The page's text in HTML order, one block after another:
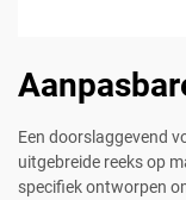
Een doorslaggevend
uitgebreide reeks op
specifiek ontworpen